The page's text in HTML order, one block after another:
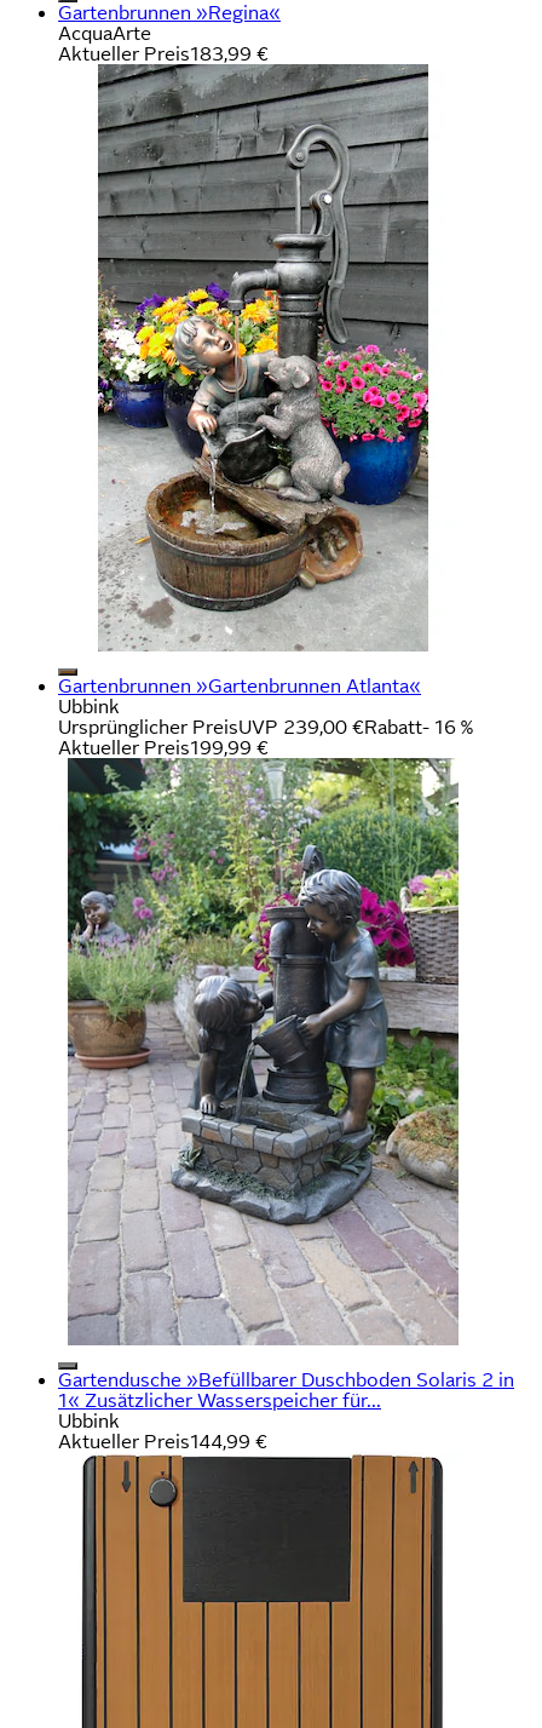
Gartenbrunnen »Regina«
AcquaArte
Aktueller Preis183,99 €
Gartenbrunnen »Gartenbrunnen Atlanta«
Ubbink
Ursprünglicher PreisUVP 239,00 €Rabatt- 16 %
Aktueller Preis199,99 €
Gartendusche »Befüllbarer Duschboden Solaris 2 in
1« Zusätzlicher Wasserspeicher für...
Ubbink
Aktueller Preis144,99 €